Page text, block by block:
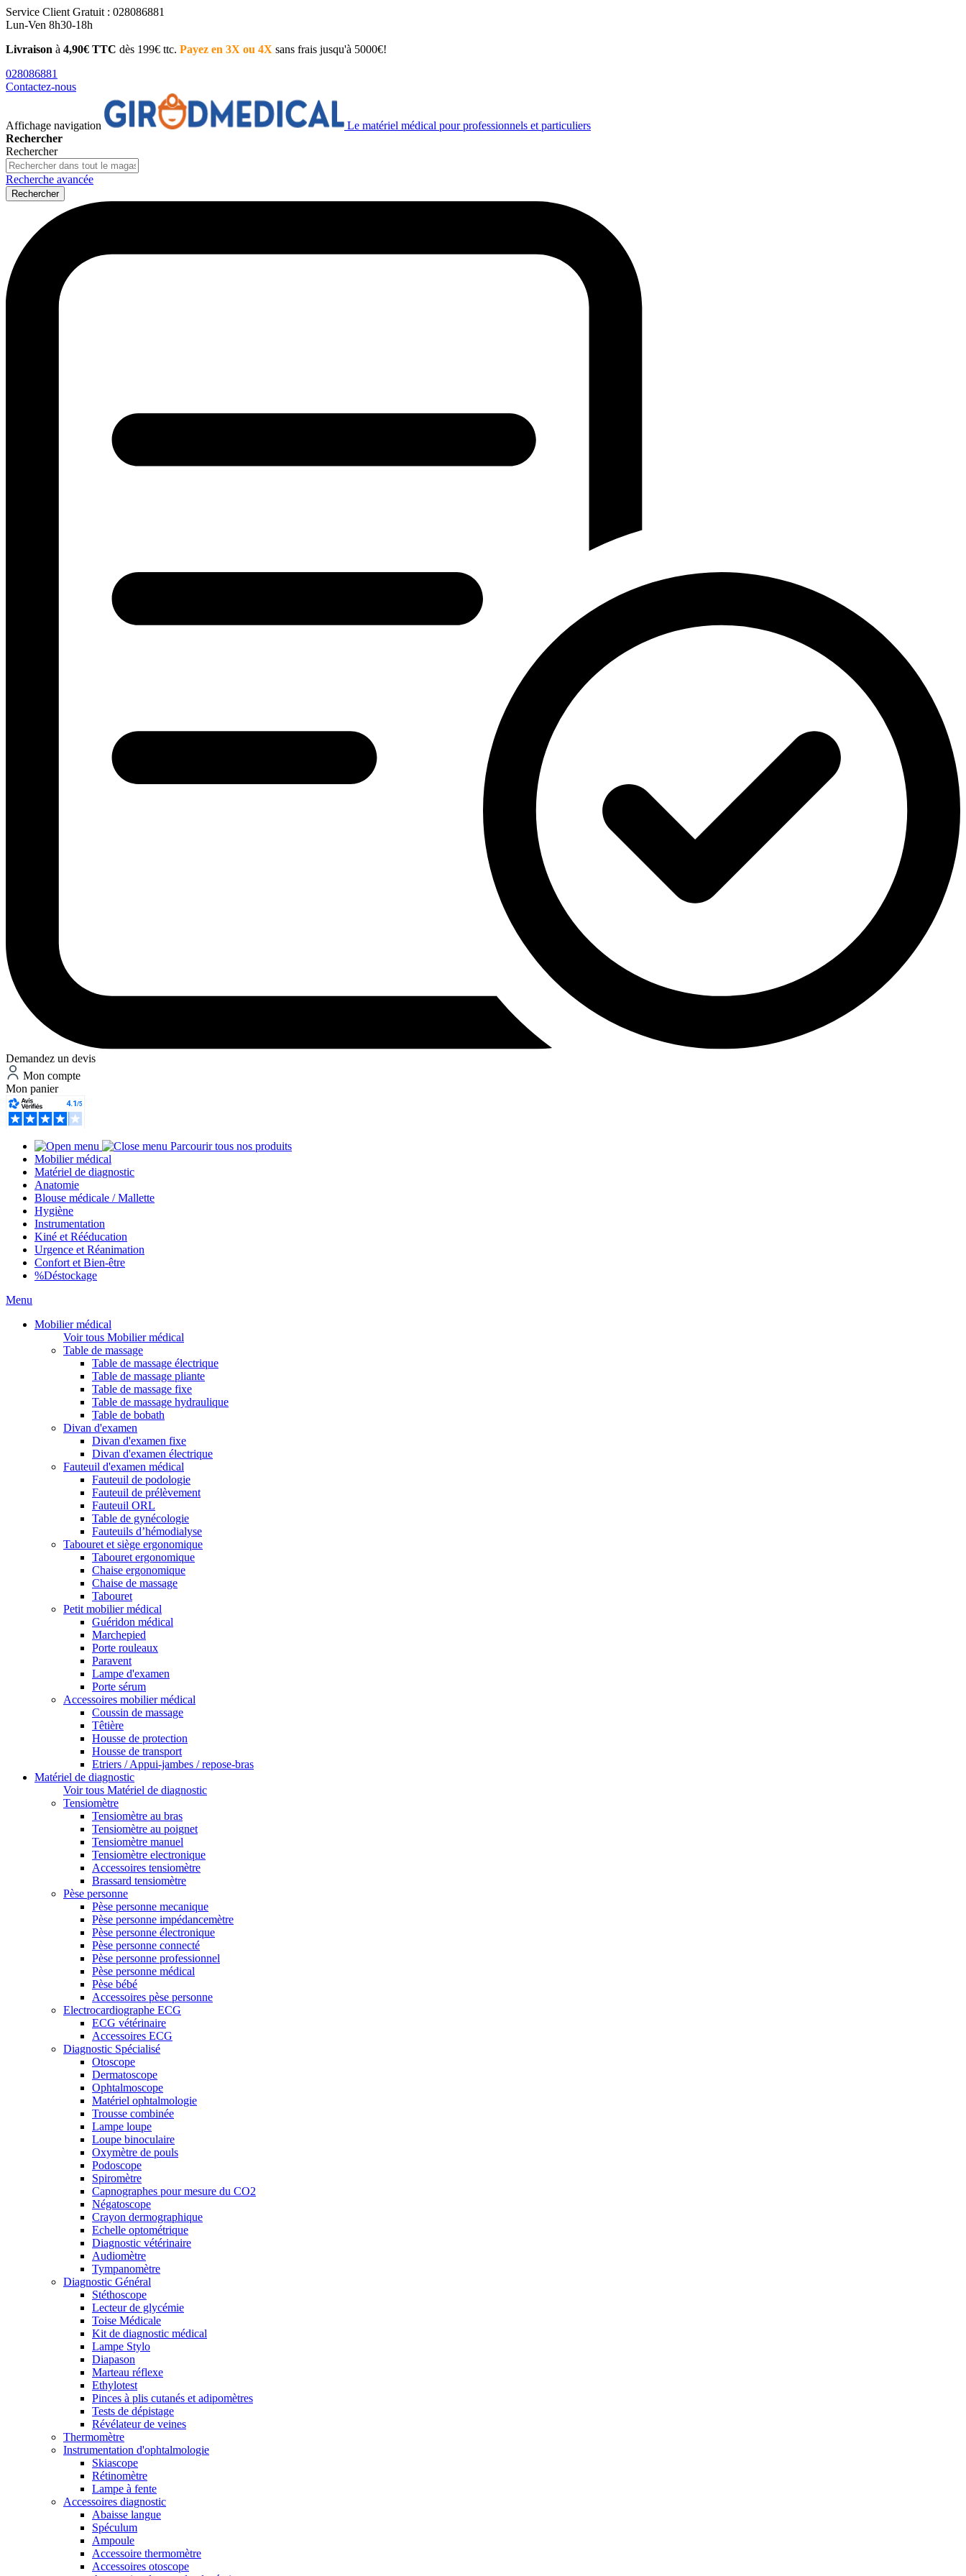
Service Client Gratuit : 028086881
Lun-Ven 8h30-18h
Livraison à 4,90€ TTC dès 199€ ttc. Payez en 3X ou 4X sans frais jusqu'à 5000€!
028086881
Contactez-nous
Affichage navigation
Le matériel médical pour professionnels et particuliers
Rechercher
Rechercher
Recherche avancée
Rechercher
Demandez un devis
Mon compte
Mon panier
Parcourir tous nos produits
Mobilier médical
Matériel de diagnostic
Anatomie
Blouse médicale / Mallette
Hygiène
Instrumentation
Kiné et Rééducation
Urgence et Réanimation
Confort et Bien-être
%Déstockage
Menu
Mobilier médical
Voir tous Mobilier médical
Table de massage
Table de massage électrique
Table de massage pliante
Table de massage fixe
Table de massage hydraulique
Table de bobath
Divan d'examen
Divan d'examen fixe
Divan d'examen électrique
Fauteuil d'examen médical
Fauteuil de podologie
Fauteuil de prélèvement
Fauteuil ORL
Table de gynécologie
Fauteuils d’hémodialyse
Tabouret et siège ergonomique
Tabouret ergonomique
Chaise ergonomique
Chaise de massage
Tabouret
Petit mobilier médical
Guéridon médical
Marchepied
Porte rouleaux
Paravent
Lampe d'examen
Porte sérum
Accessoires mobilier médical
Coussin de massage
Têtière
Housse de protection
Housse de transport
Etriers / Appui-jambes / repose-bras
Matériel de diagnostic
Voir tous Matériel de diagnostic
Tensiomètre
Tensiomètre au bras
Tensiomètre au poignet
Tensiomètre manuel
Tensiomètre electronique
Accessoires tensiomètre
Brassard tensiomètre
Pèse personne
Pèse personne mecanique
Pèse personne impédancemètre
Pèse personne électronique
Pèse personne connecté
Pèse personne professionnel
Pèse personne médical
Pèse bébé
Accessoires pèse personne
Electrocardiographe ECG
ECG vétérinaire
Accessoires ECG
Diagnostic Spécialisé
Otoscope
Dermatoscope
Ophtalmoscope
Matériel ophtalmologie
Trousse combinée
Lampe loupe
Loupe binoculaire
Oxymètre de pouls
Podoscope
Spiromètre
Capnographes pour mesure du CO2
Négatoscope
Crayon dermographique
Echelle optométrique
Diagnostic vétérinaire
Audiomètre
Tympanomètre
Diagnostic Général
Stéthoscope
Lecteur de glycémie
Toise Médicale
Kit de diagnostic médical
Lampe Stylo
Diapason
Marteau réflexe
Ethylotest
Pinces à plis cutanés et adipomètres
Tests de dépistage
Révélateur de veines
Thermomètre
Instrumentation d'ophtalmologie
Skiascope
Rétinomètre
Lampe à fente
Accessoires diagnostic
Abaisse langue
Spéculum
Ampoule
Accessoire thermomètre
Accessoires otoscope